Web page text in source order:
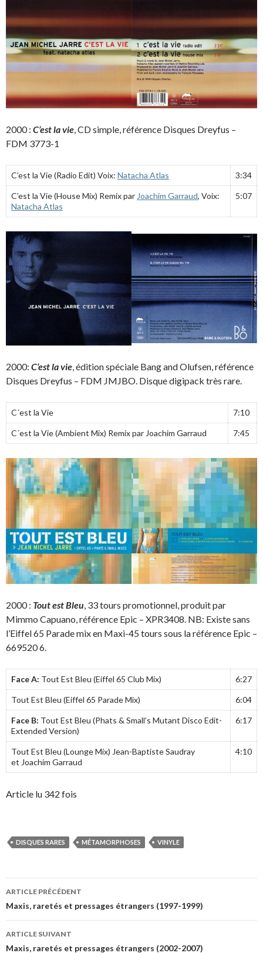
2000 : C’est la vie, CD simple, référence Disques Dreyfus –
FDM 3773-1
C’est la Vie (Radio Edit) Voix: Natacha Atlas 3:34
C’est la Vie (House Mix) Remix par Joachim Garraud, Voix:
Natacha Atlas
5:07
2000: C’est la vie , édition spéciale Bang and Olufsen, référence
Disques Dreyfus – FDM JMJBO. Disque digipack très rare.
C´est la Vie 7:10
C´est la Vie (Ambient Mix) Remix par Joachim Garraud 7:45
2000 : Tout est Bleu , 33 tours promotionnel, produit par
Mimmo Capuano, référence Epic – XPR3408. NB: Existe sans
l’Eiffel 65 Parade mix en Maxi-45 tours sous la référence Epic –
669520 6.
Face A: Tout Est Bleu (Eiffel 65 Club Mix) 6:27
Tout Est Bleu (Eiffel 65 Parade Mix) 6:04
Face B: Tout Est Bleu (Phats & Small’s Mutant Disco Edit-
Extended Version)
6:17
Tout Est Bleu (Lounge Mix) Jean-Baptiste Saudray
et Joachim Garraud
4:10
Article lu 342 fois
DISQUES RARES MÉTAMORPHOSES VINYLE
Navigation
des
articles
ARTICLE PRÉCÉDENT
Maxis, raretés et pressages étrangers (1997-1999)
ARTICLE SUIVANT
Maxis, raretés et pressages étrangers (2002-2007)